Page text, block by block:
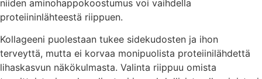
niiden aminohappokoostumus voi vaihdella
proteiininlähteestä riippuen.
Kollageeni puolestaan tukee sidekudosten ja ihon
terveyttä, mutta ei korvaa monipuolista proteiinilähdettä
lihaskasvun näkökulmasta. Valinta riippuu omista